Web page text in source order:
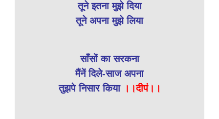
तूने इतना मुझे दिया
तूने अपना मुझे लिया
साँसों का सरकना
मैंनें दिले-साज अपना
तुझपे निसार किया।।दीपं।।